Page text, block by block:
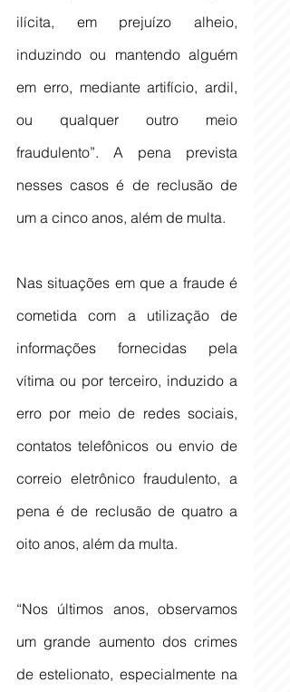
ilícita, em prejuízo alheio,
induzindo ou mantendo alguém
em erro, mediante artifício, ardil,
ou qualquer outro meio
fraudulento”. A pena prevista
nesses casos é de reclusão de
um a cinco anos, além de multa.
Nas situações em que a fraude é
cometida com a utilização de
informações fornecidas pela
vítima ou por terceiro, induzido a
erro por meio de redes sociais,
contatos telefônicos ou envio de
correio eletrônico fraudulento, a
pena é de reclusão de quatro a
oito anos, além da multa.
“Nos últimos anos, observamos
um grande aumento dos crimes
de estelionato, especialmente na